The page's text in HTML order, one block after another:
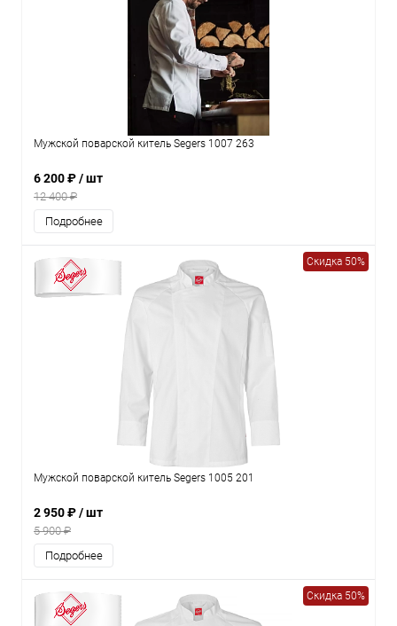
Мужской поварской китель Segers 1007 263
6 200 ₽/ шт
12 400 ₽
Подробнее
Скидка 50%
Мужской поварской китель Segers 1005 201
2 950 ₽/ шт
5 900 ₽
Подробнее
Скидка 50%